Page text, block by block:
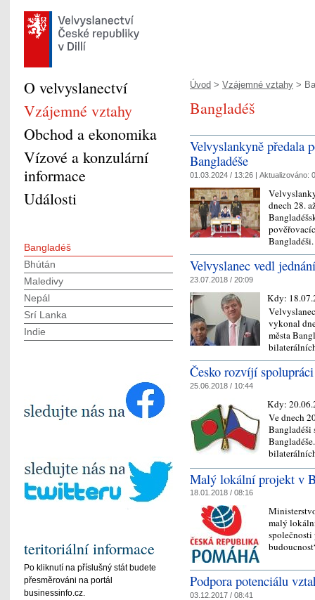
Úvod > Vzájemné vztahy >
Bangladéš
Velvyslankyně předala
Bangladéše
01.03.2024 / 13:26 | Aktualizováno:
dnech 28.
Velvyslanec vedl
23.07.2018 / 20:09
Kdy:
vykonal
města
Česko rozvíjí
25.06.2018 / 10:44
Kdy:
Ve dnech
Malý lokální projekt v
18.01.2018 / 08:16
malý
Podpora potenciálu
03.12.2017 / 08:41
O velvyslanectví
Vzájemné vztahy
Obchod a ekonomika
Vízové a konzulární
informace
Události
Bangladéš
Bhútán
Maledivy
Nepál
Srí Lanka
Indie
teritoriální informace
Po kliknutí na příslušný stát budete
přesměrováni na portál
businessinfo.cz.